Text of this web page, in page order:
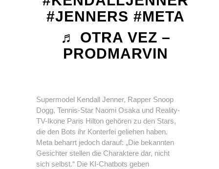
#JENNERS #META
♬ OTRA VEZ –
PRODMARVIN
Supermodel Kendall Jenner, Rapper Snoop
Dogg, Tennis-Star Naomi Osaka und Reality-
TV-Ikone Paris Hilton gehören zu den Stars,
die den Bots ihr Konterfei geliehen haben.
Meta beharrt jedoch darauf: „Die bekannten
Gesichter stellen die Charaktere dar, nicht
sich selbst.“ Die KI-Chatbots geben